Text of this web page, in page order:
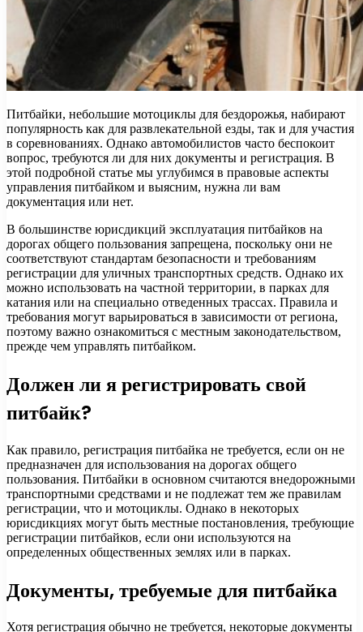
Питбайки, небольшие мотоциклы для бездорожья, набирают
популярность как для развлекательной езды, так и для участия
в соревнованиях. Однако автомобилистов часто беспокоит
вопрос, требуются ли для них документы и регистрация. В
этой подробной статье мы углубимся в правовые аспекты
управления питбайком и выясним, нужна ли вам
документация или нет.
В большинстве юрисдикций эксплуатация питбайков на
дорогах общего пользования запрещена, поскольку они не
соответствуют стандартам безопасности и требованиям
регистрации для уличных транспортных средств. Однако их
можно использовать на частной территории, в парках для
катания или на специально отведенных трассах. Правила и
требования могут варьироваться в зависимости от региона,
поэтому важно ознакомиться с местным законодательством,
прежде чем управлять питбайком.
Должен ли я регистрировать свой
питбайк?
Как правило, регистрация питбайка не требуется, если он не
предназначен для использования на дорогах общего
пользования. Питбайки в основном считаются внедорожными
транспортными средствами и не подлежат тем же правилам
регистрации, что и мотоциклы. Однако в некоторых
юрисдикциях могут быть местные постановления, требующие
регистрации питбайков, если они используются на
определенных общественных землях или в парках.
Документы, требуемые для питбайка
Хотя регистрация обычно не требуется, некоторые документы